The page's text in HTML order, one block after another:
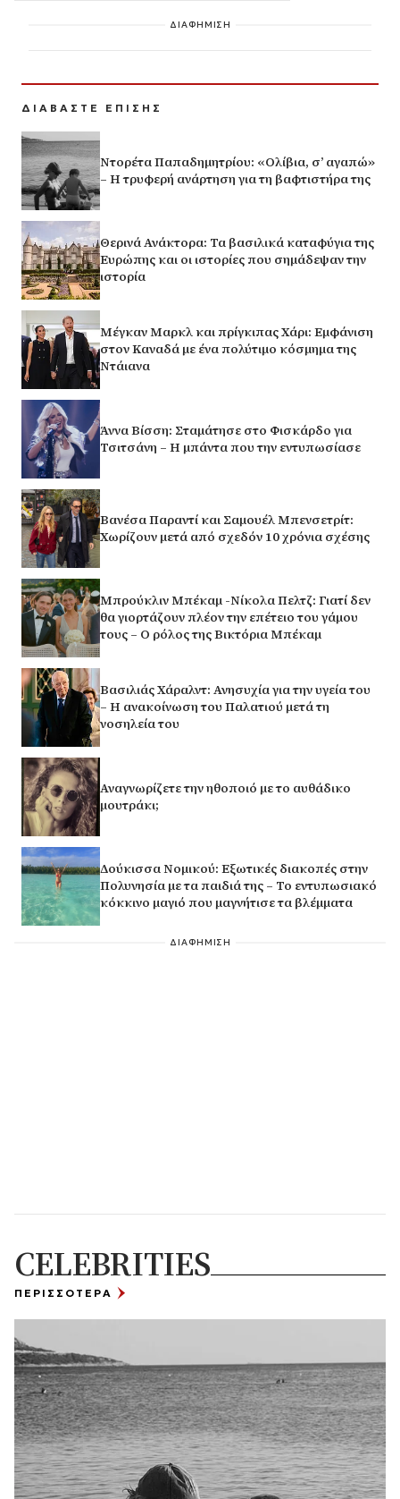
ΔΙΑΦΗΜΙΣΗ
ΔΙΑΒΑΣΤΕ ΕΠΙΣΗΣ
Ντορέτα Παπαδημητρίου: «Ολίβια, σ’ αγαπώ»
– Η τρυφερή ανάρτηση για τη βαφτιστήρα της
Θερινά Ανάκτορα: Τα βασιλικά καταφύγια της
Ευρώπης και οι ιστορίες που σημάδεψαν την
ιστορία
Μέγκαν Μαρκλ και πρίγκιπας Χάρι: Εμφάνιση
στον Καναδά με ένα πολύτιμο κόσμημα της
Ντάιανα
Άννα Βίσση: Σταμάτησε στο Φισκάρδο για
Τσιτσάνη – Η μπάντα που την εντυπωσίασε
Βανέσα Παραντί και Σαμουέλ Μπενσετρίτ:
Χωρίζουν μετά από σχεδόν 10 χρόνια σχέσης
Μπρούκλιν Μπέκαμ -Νίκολα Πελτζ: Γιατί δεν
θα γιορτάζουν πλέον την επέτειο του γάμου
τους – Ο ρόλος της Βικτόρια Μπέκαμ
Βασιλιάς Χάραλντ: Ανησυχία για την υγεία του
– Η ανακοίνωση του Παλατιού μετά τη
νοσηλεία του
Αναγνωρίζετε την ηθοποιό με το αυθάδικο
μουτράκι;
Δούκισσα Νομικού: Εξωτικές διακοπές στην
Πολυνησία με τα παιδιά της – Το εντυπωσιακό
κόκκινο μαγιό που μαγνήτισε τα βλέμματα
ΔΙΑΦΗΜΙΣΗ
CELEBRITIES
ΠΕΡΙΣΣΟΤΕΡΑ